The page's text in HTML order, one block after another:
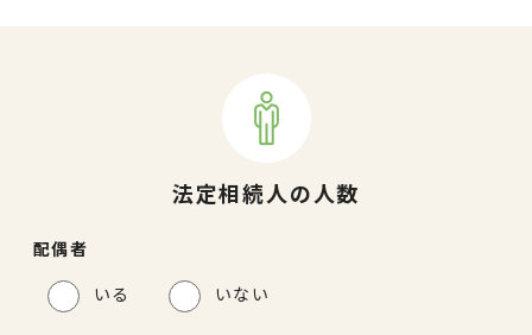
法定相続人の人数
配偶者
いる
いない